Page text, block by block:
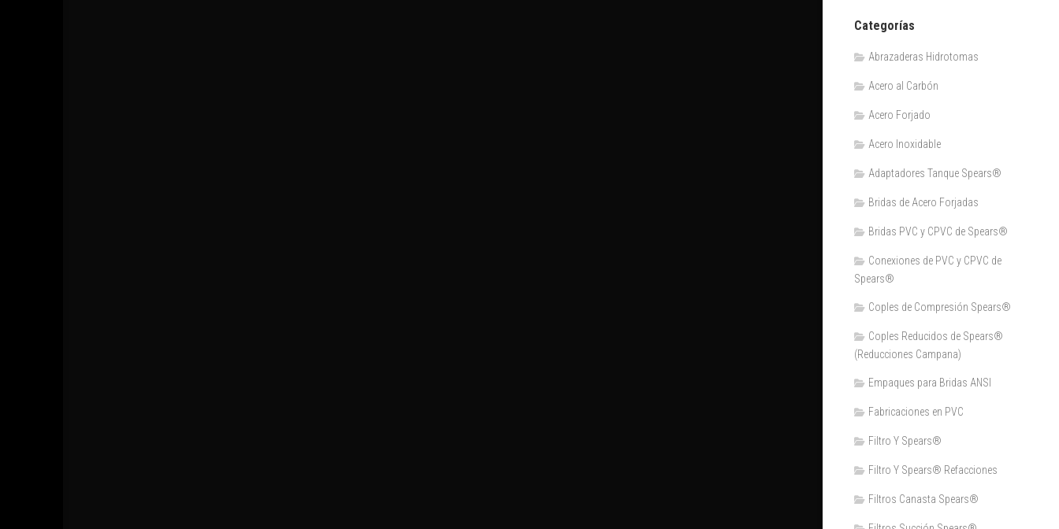
Categorías
Abrazaderas Hidrotomas
Acero al Carbón
Acero Forjado
Acero Inoxidable
Adaptadores Tanque Spears®
Bridas de Acero Forjadas
Bridas PVC y CPVC de Spears®
Conexiones de PVC y CPVC de
Spears®
Coples de Compresión Spears®
Coples Reducidos de Spears®
(Reducciones Campana)
Empaques para Bridas ANSI
Fabricaciones en PVC
Filtro Y Spears®
Filtro Y Spears® Refacciones
Filtros Canasta Spears®